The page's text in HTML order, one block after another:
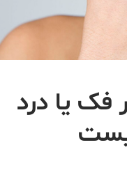
فک یا درد